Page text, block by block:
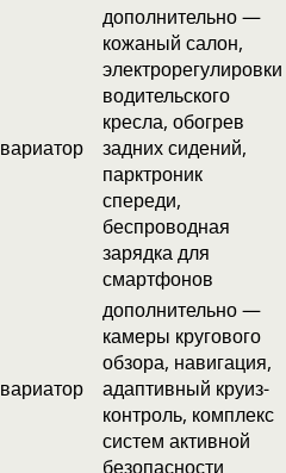
вариатор
дополнительно —
кожаный салон,
электрорегулировки
водительского
кресла, обогрев
задних сидений,
парктроник
спереди,
беспроводная
зарядка для
смартфонов
вариатор
дополнительно —
камеры кругового
обзора, навигация,
адаптивный круиз-
контроль, комплекс
систем активной
безопасности